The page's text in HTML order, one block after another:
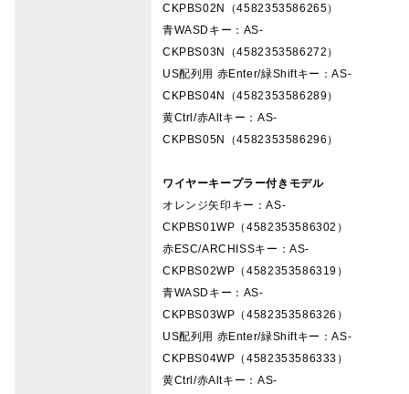
CKPBS02N（4582353586265）
青WASDキー：AS-
CKPBS03N（4582353586272）
US配列用 赤Enter/緑Shiftキー：AS-
CKPBS04N（4582353586289）
黄Ctrl/赤Altキー：AS-
CKPBS05N（4582353586296）
ワイヤーキープラー付きモデル
オレンジ矢印キー：AS-
CKPBS01WP（4582353586302）
赤ESC/ARCHISSキー：AS-
CKPBS02WP（4582353586319）
青WASDキー：AS-
CKPBS03WP（4582353586326）
US配列用 赤Enter/緑Shiftキー：AS-
CKPBS04WP（4582353586333）
黄Ctrl/赤Altキー：AS-